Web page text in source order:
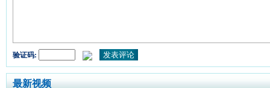
验证码:
最新视频